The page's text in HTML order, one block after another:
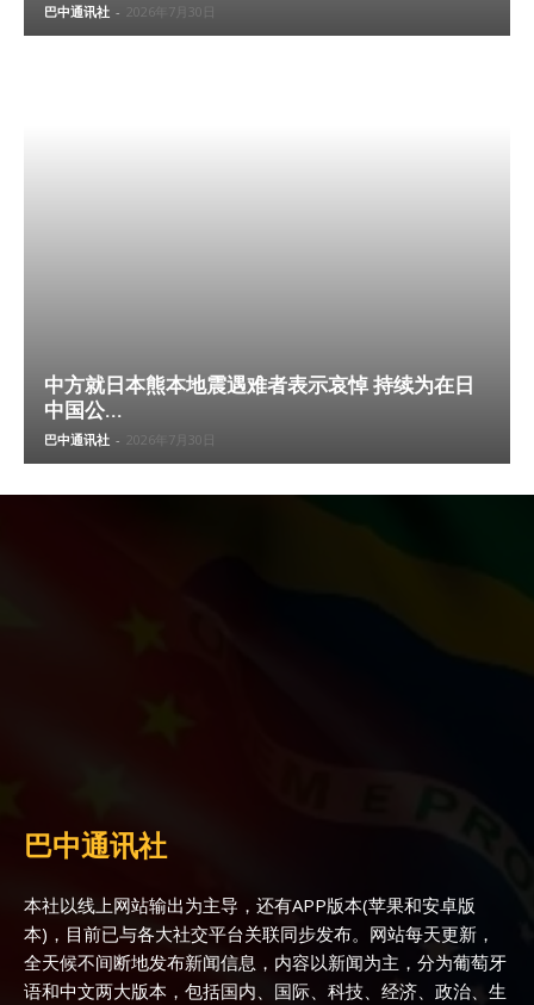
巴中通讯社 - 2026年7月30日
中方就日本熊本地震遇难者表示哀悼 持续为在日
中国公...
巴中通讯社 - 2026年7月30日
巴中通讯社
本社以线上网站输出为主导，还有APP版本(苹果和安卓版
本)，目前已与各大社交平台关联同步发布。网站每天更新，
全天候不间断地发布新闻信息，内容以新闻为主，分为葡萄牙
语和中文两大版本，包括国内、国际、科技、经济、政治、生